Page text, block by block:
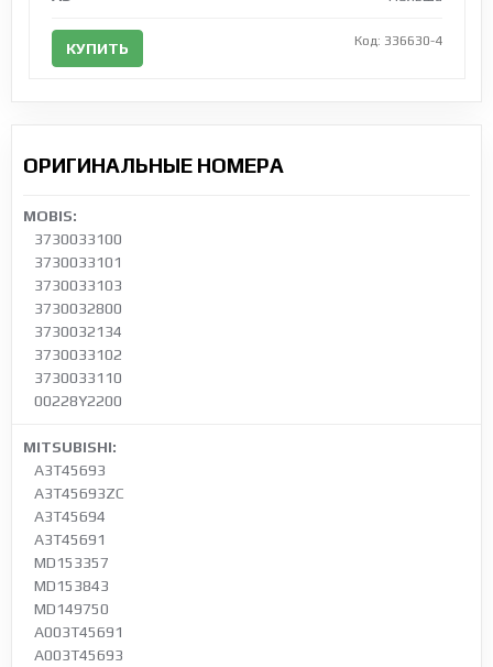
КУПИТЬ Код: 336630-4
ОРИГИНАЛЬНЫЕ НОМЕРА
MOBIS:
3730033100
3730033101
3730033103
3730032800
3730032134
3730033102
3730033110
00228Y2200
MITSUBISHI:
A3T45693
A3T45693ZC
A3T45694
A3T45691
MD153357
MD153843
MD149750
A003T45691
A003T45693